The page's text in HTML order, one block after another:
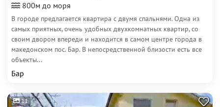
800м до моря
В городе предлагается квартира с двумя спальнями. Одна из
самых приятных, очень удобных двухкомнатных квартир, со
своим двором впереди и находится в самом центре города в
македонском пос. Бар. В непосредственной близости есть все
объекты...
Бар
11